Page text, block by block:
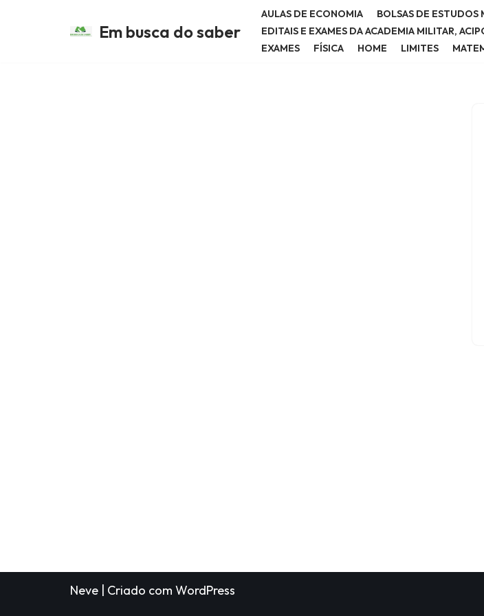
Em busca do saber
AULAS DE ECONOMIA BOLSAS DE ESTUDOS
EDITAIS E EXAMES DA ACADEMIA MILITAR,
EXAMES
FÍSICA HOME LIMITES
Neve | Criado com WordPress